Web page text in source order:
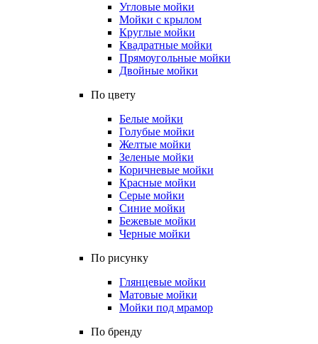
Угловые мойки
Мойки с крылом
Круглые мойки
Квадратные мойки
Прямоугольные мойки
Двойные мойки
По цвету
Белые мойки
Голубые мойки
Желтые мойки
Зеленые мойки
Коричневые мойки
Красные мойки
Серые мойки
Синие мойки
Бежевые мойки
Черные мойки
По рисунку
Глянцевые мойки
Матовые мойки
Мойки под мрамор
По бренду